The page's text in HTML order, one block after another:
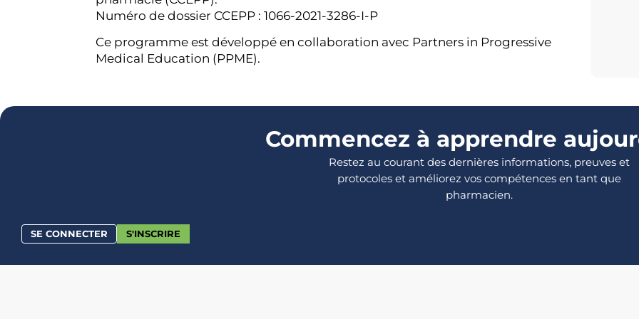
Numéro de dossier CCEPP : 1066-2021-3286-I-P
Ce programme est développé en collaboration avec Partners in Progressive
Medical Education (PPME).
Commencez à apprendre
Restez au courant des dernières informations, preuves et
protocoles et améliorez vos compétences en tant que
pharmacien.
SE CONNECTER S'INSCRIRE